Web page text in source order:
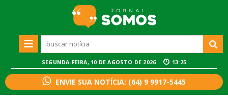
SEGUNDA-FEIRA, 10 DE AGOSTO DE 2026 13:25
ENVIE SUA NOTÍCIA: (64) 9 9917-5445